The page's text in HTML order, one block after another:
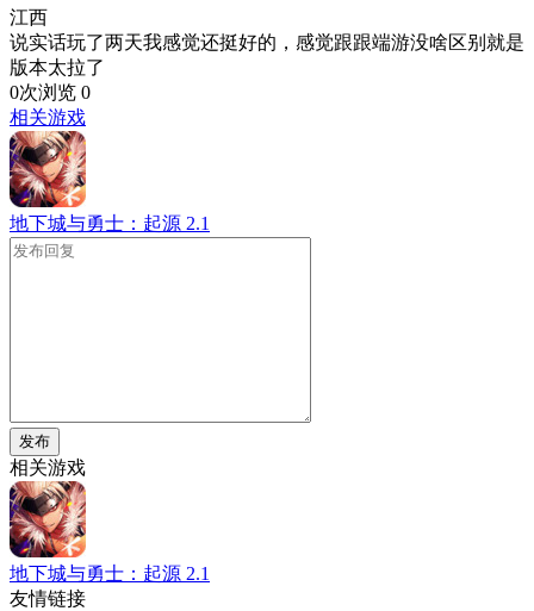
江西
说实话玩了两天我感觉还挺好的，感觉跟跟端游没啥区别就是
版本太拉了
0次浏览 0
相关游戏
地下城与勇士：起源 2.1
发布
相关游戏
地下城与勇士：起源 2.1
友情链接